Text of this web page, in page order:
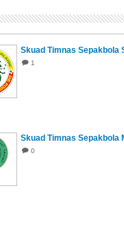
Skuad Timnas Sepakbola
1
Skuad Timnas Sepakbola
0